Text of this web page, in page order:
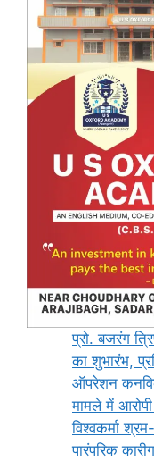
प्रो. बजरंग
का शुभारंभ,
ऑपरेशन
मामले में
विश्वकर्मा
पारंपरिक